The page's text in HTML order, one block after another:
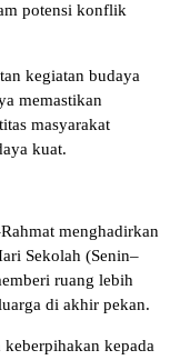
potensi konflik
kegiatan budaya
memastikan
masyarakat
kuat.
menghadirkan
Sekolah (Senin–
ruang lebih
di akhir pekan.
kepada